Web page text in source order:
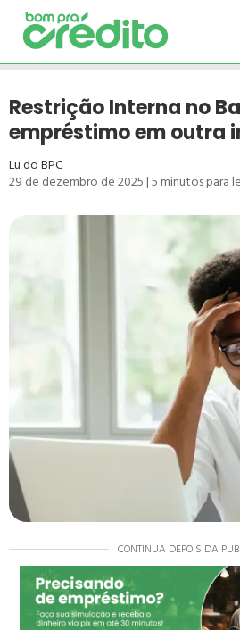
Restrição Interna no
empréstimo em outra
Lu do BPC
29 de dezembro de 2025|5minutos para
CONTINUA DEPOIS DA